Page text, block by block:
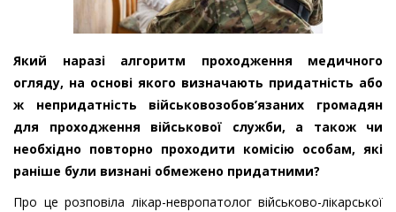
Який наразі алгоритм проходження медичного
огляду, на основі якого визначають придатність або
ж непридатність військовозобов’язаних громадян
для проходження військової служби, а також чи
необхідно повторно проходити комісію особам, які
раніше були визнані обмежено придатними?
Про це розповіла лікар-невропатолог військово-лікарської